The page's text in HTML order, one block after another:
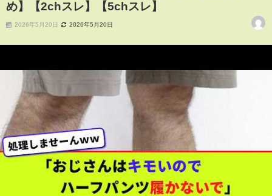
め】【2chスレ】【5chスレ】
2026年5月20日 2026年5月20日